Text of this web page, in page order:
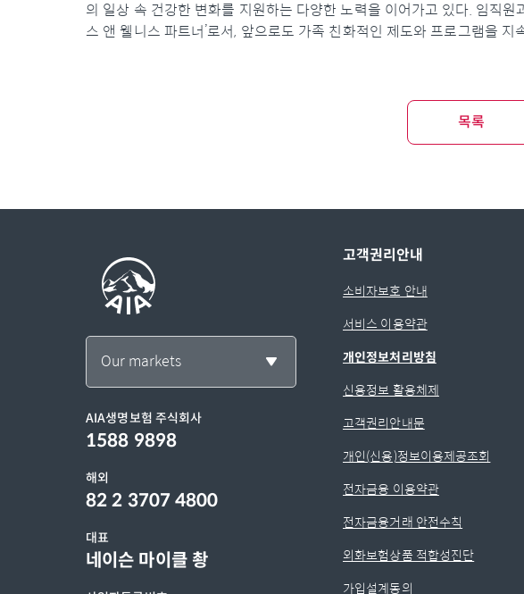
의 일상 속 건강한 변화를 지원하는 다양한 노력을 이어가고 있다. 임직
스 앤 웰니스 파트너’로서, 앞으로도 가족 친화적인 제도와 프로그램을 지
목록
Our markets
AIA생명보험 주식회사
1588 9898
해외
82 2 3707 4800
대표
네이슨 마이클 촹
고객권리안내
소비자보호 안내
서비스 이용약관
개인정보처리방침
신용정보 활용체제
고객권리안내문
개인(신용)정보이용제공조회
전자금융 이용약관
전자금융거래 안전수칙
외화보험상품 적합성진단
가입설계동의